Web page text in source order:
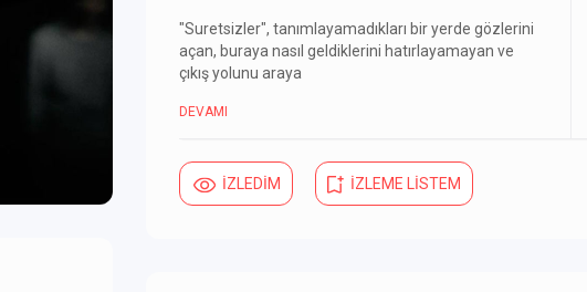
"Suretsizler", tanımlayamadıkları bir yerde gözlerini
açan, buraya nasıl geldiklerini hatırlayamayan ve
çıkış yolunu araya
DEVAMI
İZLEDİM İZLEME LİSTEM